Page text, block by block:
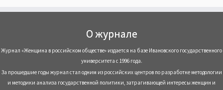
О журнале
Журнал «Женщина в российском обществе» издается на базе Ивановского государственного
университета с 1996 года.
За прошедшие годы журнал стал одним из российских центров по разработке методологии
и методики анализа государственной политики, затрагивающей интересы женщин и